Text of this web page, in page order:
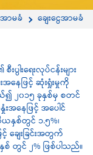
ာမခံ ချေးငွေအာမခံ
ပွါးရေးလုပ်ငန်းများ
နေဖြင့် ဆုံးရှုံးမှုကို
၂၀၁၅ ခုနှစ်မှ စတင်
နေဖြင့် အပေါင်
ယနှစ်တွင် ၁.၅%၊
ချေးခြင်းအတွက်
တွင် ၂% ဖြစ်ပါသည်။